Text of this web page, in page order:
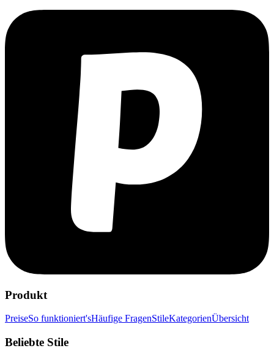
Produkt
PreiseSo funktioniert'sHäufige FragenStileKategorienÜbersicht
Beliebte Stile